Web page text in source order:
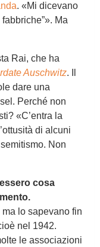
. «Mi dicevano
Ma
Rai, che ha
Auschwitz. Il
dare una
Perché non
«C’entra la
di alcuni
Non
cosa
lo sapevano fin
nel 1942.
le associazioni